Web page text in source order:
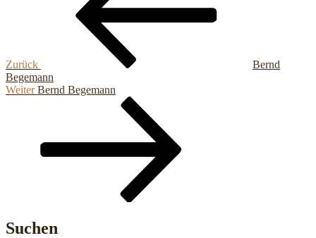
Zurück
Bernd
Begemann
Nächster
Weiter Bernd Begemann
Suchen